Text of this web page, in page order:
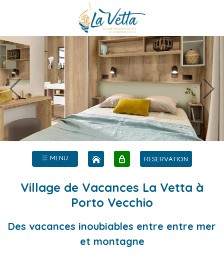
☰ MENU RESERVATION
Village de Vacances La Vetta à
Porto Vecchio
Des vacances inoubiables entre entre mer
et montagne